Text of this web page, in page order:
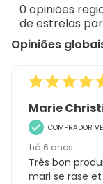
análise
0 opiniões
de estrelas
Opiniões
Marie
COMPRADOR
há 6 anos
Très bon
mari se rase et